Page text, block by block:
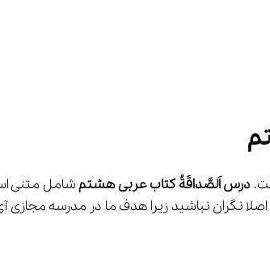
درس اَلصَّداقَةُ کتاب عربی هشتم شامل متنی